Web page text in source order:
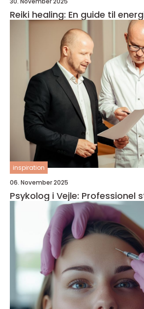
Reiki healing: En guide til
inspiration
06. November 2025
Psykolog i Vejle: Professionel